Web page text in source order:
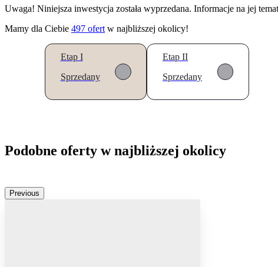
Uwaga! Niniejsza inwestycja została wyprzedana. Informacje na jej
Mamy dla Ciebie 497 ofert w najbliższej okolicy!
Etap I
Sprzedany
Etap II
Sprzedany
Podobne oferty w najbliższej okolicy
Previous